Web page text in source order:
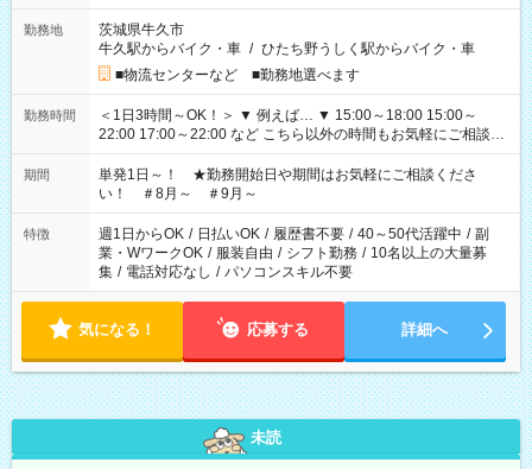
勤務地
茨城県牛久市
牛久駅からバイク・車 / ひたち野うしく駅からバイク・車
■物流センターなど ■勤務地選べます
勤務時間
＜1日3時間～OK！＞ ▼ 例えば… ▼ 15:00～18:00 15:00～
22:00 17:00～22:00 など こちら以外の時間もお気軽にご相談く
ださい！
期間
単発1日～！ ★勤務開始日や期間はお気軽にご相談くださ
い！ ＃8月～ ＃9月～
特徴 週1日からOK / 日払いOK / 履歴書不要 / 40～50代活躍中 / 副
業・WワークOK / 服装自由 / シフト勤務 / 10名以上の大量募
集 / 電話対応なし / パソコンスキル不要
気になる！ 応募する 詳細へ
未読